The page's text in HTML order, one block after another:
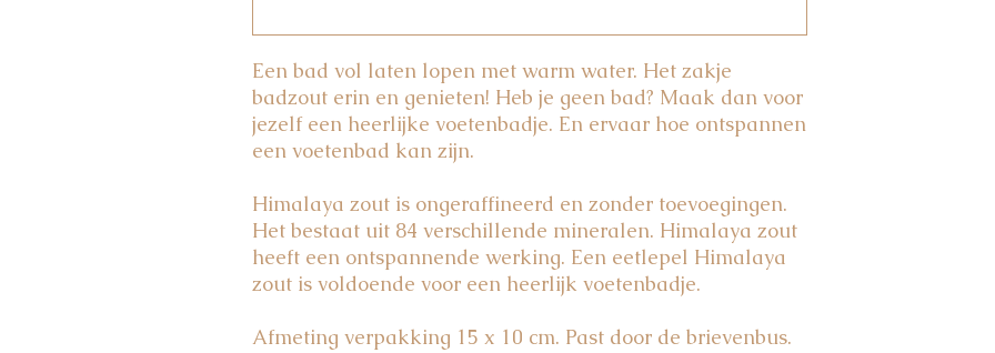
Een bad vol laten lopen met warm water. Het zakje
badzout erin en genieten! Heb je geen bad? Maak dan voor
jezelf een heerlijke voetenbadje. En ervaar hoe ontspannen
een voetenbad kan zijn.
Himalaya zout is ongeraffineerd en zonder toevoegingen.
Het bestaat uit 84 verschillende mineralen. Himalaya zout
heeft een ontspannende werking. Een eetlepel Himalaya
zout is voldoende voor een heerlijk voetenbadje.
Afmeting verpakking 15 x 10 cm. Past door de brievenbus.